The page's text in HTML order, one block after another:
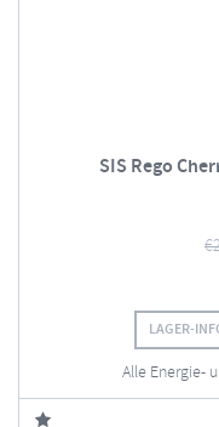
SIS Rego
€
LAGER-
Alle Energie-